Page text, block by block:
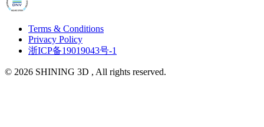
Terms & Conditions
Privacy Policy
浙ICP备19019043号-1
© 2026 SHINING 3D , All rights reserved.